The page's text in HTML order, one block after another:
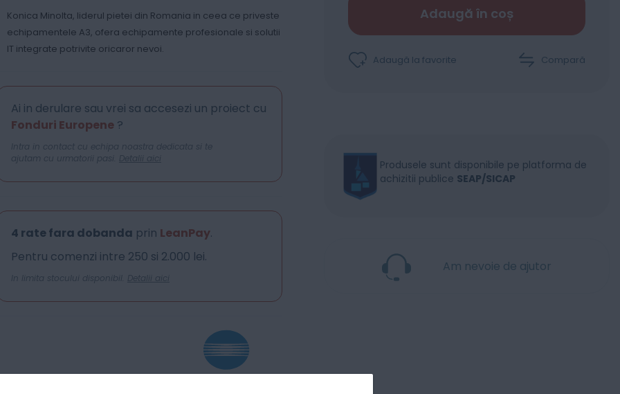
Konica Minolta, liderul pietei din Romania in ceea ce priveste
echipamentele A3, ofera echipamente profesionale si solutii
IT integrate potrivite oricaror nevoi.
Ai in derulare sau vrei sa accesezi un proiect cu
Fonduri Europene?
Intra in contact cu echipa noastra dedicata si te
ajutam cu urmatorii pasi. Detalii aici
4 rate fara dobanda prin LeanPay.
Pentru comenzi intre 250 si 2.000 lei.
In limita stocului disponibil. Detalii aici
Adaugă în coș
Adaugă la favorite Compară
Produsele sunt disponibile pe platforma de
achizitii publice SEAP/SICAP
Am nevoie de ajutor